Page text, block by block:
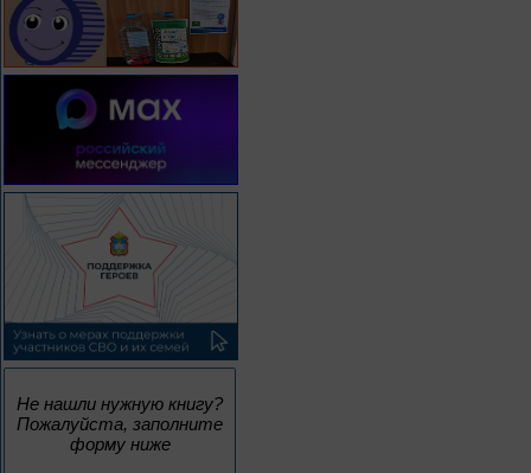
Не нашли нужную книгу?
Пожалуйста, заполните
форму ниже